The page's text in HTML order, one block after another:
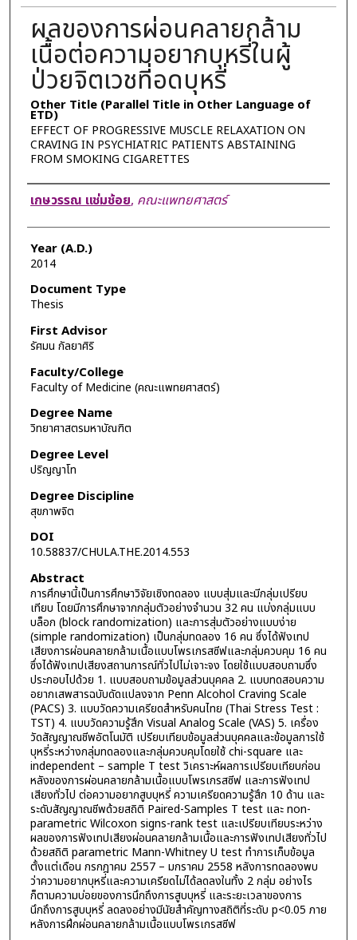
ผลของการผ่อนคลายกล้าม
เนื้อต่อความอยากบุหรี่ในผู้
ป่วยจิตเวชที่อดบุหรี่
Other Title (Parallel Title in Other Language of
ETD)
EFFECT OF PROGRESSIVE MUSCLE RELAXATION ON
CRAVING IN PSYCHIATRIC PATIENTS ABSTAINING
FROM SMOKING CIGARETTES
Author
เกษวรรณ แช่มช้อย, คณะแพทยศาสตร์
Year (A.D.)
2014
Document Type
Thesis
First Advisor
รัศมน กัลยาศิริ
Faculty/College
Faculty of Medicine (คณะแพทยศาสตร์)
Degree Name
วิทยาศาสตรมหาบัณฑิต
Degree Level
ปริญญาโท
Degree Discipline
สุขภาพจิต
DOI
10.58837/CHULA.THE.2014.553
Abstract
การศึกษานี้เป็นการศึกษาวิจัยเชิงทดลอง แบบสุ่มและมีกลุ่มเปรียบ
เทียบ โดยมีการศึกษาจากกลุ่มตัวอย่างจำนวน 32 คน แบ่งกลุ่มแบบ
บล็อก (block randomization) และการสุ่มตัวอย่างแบบง่าย
(simple randomization) เป็นกลุ่มทดลอง 16 คน ซึ่งได้ฟังเทป
เสียงการผ่อนคลายกล้ามเนื้อแบบโพรเกรสซีฟและกลุ่มควบคุม 16 คน
ซึ่งได้ฟังเทปเสียงสถานการณ์ทั่วไปไม่เจาะจง โดยใช้แบบสอบถามซึ่ง
ประกอบไปด้วย 1. แบบสอบถามข้อมูลส่วนบุคคล 2. แบบทดสอบความ
อยากเสพสารฉบับดัดแปลงจาก Penn Alcohol Craving Scale
(PACS) 3. แบบวัดความเครียดสำหรับคนไทย (Thai Stress Test :
TST) 4. แบบวัดความรู้สึก Visual Analog Scale (VAS) 5. เครื่อง
วัดสัญญาณชีพอัตโนมัติ เปรียบเทียบข้อมูลส่วนบุคคลและข้อมูลการใช้
บุหรี่ระหว่างกลุ่มทดลองและกลุ่มควบคุมโดยใช้ chi-square และ
independent – sample T test วิเคราะห์ผลการเปรียบเทียบก่อน
หลังของการผ่อนคลายกล้ามเนื้อแบบโพรเกรสซีฟ และการฟังเทป
เสียงทั่วไป ต่อความอยากสูบบุหรี่ ความเครียดความรู้สึก 10 ด้าน และ
ระดับสัญญาณชีพด้วยสถิติ Paired-Samples T test และ non-
parametric Wilcoxon signs-rank test และเปรียบเทียบระหว่าง
ผลของการฟังเทปเสียงผ่อนคลายกล้ามเนื้อและการฟังเทปเสียงทั่วไป
ด้วยสถิติ parametric Mann-Whitney U test ทำการเก็บข้อมูล
ตั้งแต่เดือน กรกฎาคม 2557 – มกราคม 2558 หลังการทดลองพบ
ว่าความอยากบุหรี่และความเครียดไม่ได้ลดลงในทั้ง 2 กลุ่ม อย่างไร
ก็ตามความบ่อยของการนึกถึงการสูบบุหรี่ และระยะเวลาของการ
นึกถึงการสูบบุหรี่ ลดลงอย่างมีนัยสำคัญทางสถิติที่ระดับ p<0.05 ภาย
หลังการฝึกผ่อนคลายกล้ามเนื้อแบบโพรเกรสซีฟ